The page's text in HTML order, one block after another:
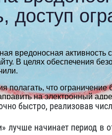
быстро, реализовав
лучше начинает период в